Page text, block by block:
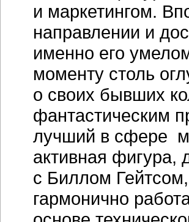
В конце60-х
вполне в
умозаключения
Сандерс в свою
бизнесом. Он
компанию AMD.
компании
эту сумму с
долларов.
с объемом